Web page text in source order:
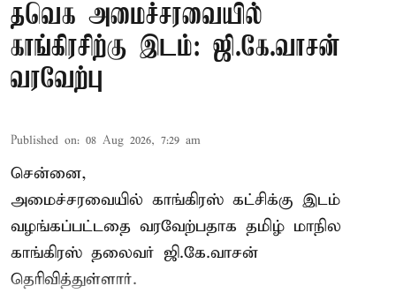
தவெக அமைச்சரவையில்
காங்கிரசிற்கு இடம்: ஜி.கே.வாசன்
வரவேற்பு
Published on: 08 Aug 2026, 7:29 am
சென்னை,
அமைச்சரவையில் காங்கிரஸ் கட்சிக்கு இடம்
வழங்கப்பட்டதை வரவேற்பதாக தமிழ் மாநில
காங்கிரஸ் தலைவர் ஜி.கே.வாசன்
தெரிவித்துள்ளார்.